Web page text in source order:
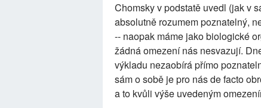
Chomsky v podstatě uvedl (jak v
absolutně rozumem poznatelný,
-- naopak máme jako biologické
žádná omezení nás nesvazují.
výkladu nezaobírá přímo
sám o sobě je pro nás de facto
a to kvůli výše uvedeným